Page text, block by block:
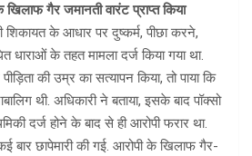
गैर जमानती वारंट प्राप्त किया
के आधार पर दुष्कर्म, पीछा करने,
के तहत मामला दर्ज किया गया था.
की उम्र का सत्यापन किया, तो पाया कि
थी. अधिकारी ने बताया, इसके बाद पॉक्सो
दर्ज होने के बाद से ही आरोपी फरार था.
बार छापेमारी की गई. आरोपी के खिलाफ गैर-